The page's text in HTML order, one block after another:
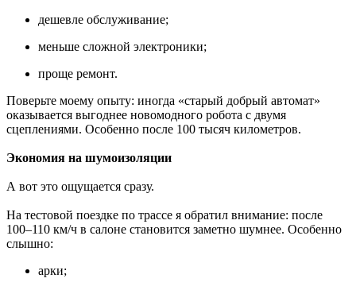
дешевле обслуживание;
меньше сложной электроники;
проще ремонт.
Поверьте моему опыту: иногда «старый добрый автомат»
оказывается выгоднее новомодного робота с двумя
сцеплениями. Особенно после 100 тысяч километров.
Экономия на шумоизоляции
А вот это ощущается сразу.
На тестовой поездке по трассе я обратил внимание: после
100–110 км/ч в салоне становится заметно шумнее. Особенно
слышно:
арки;